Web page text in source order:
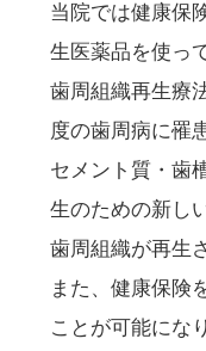
当院では健康保
生医薬品を使っ
歯周組織再生療
度の歯周病に罹
セメント質・歯
生のための新し
歯周組織が再生
また、健康保険
ことが可能にな